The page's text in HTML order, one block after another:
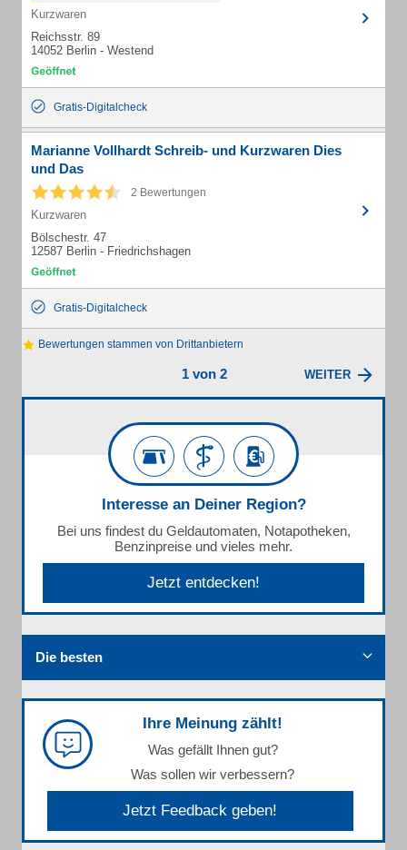
Kurzwaren
Reichsstr. 89
14052 Berlin - Westend
Gratis-Digitalcheck
Marianne Vollhardt Schreib- und Kurzwaren Dies
und Das
2 Bewertungen
Kurzwaren
Bölschestr. 47
12587 Berlin - Friedrichshagen
Gratis-Digitalcheck
Bewertungen stammen von Drittanbietern
1 von 2 WEITER
Interesse an Deiner Region?
Bei uns findest du Geldautomaten, Notapotheken,
Benzinpreise und vieles mehr.
Jetzt entdecken!
Die besten
Ihre Meinung zählt!
Was gefällt Ihnen gut?
Was sollen wir verbessern?
Jetzt Feedback geben!